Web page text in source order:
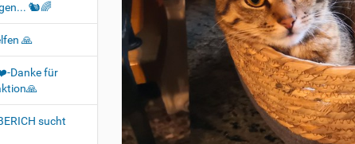
🐿🌈
🙏
Danke für
sucht